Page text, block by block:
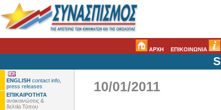
ΑΡΧΗ ΕΠΙΚΟΙΝΩΝΙΑ
ENGLISH contact info,
press releases
ΕΠΙΚΑΙΡΟΤΗΤΑ
ανακοινώσεις &
δελτία Τύπου
10/01/2011